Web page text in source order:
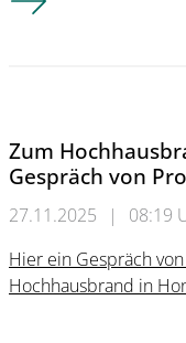
Zum
Gespräch von
27.11.2025 |
08:19
Hier ein Gespräch
Hochhausbrand in